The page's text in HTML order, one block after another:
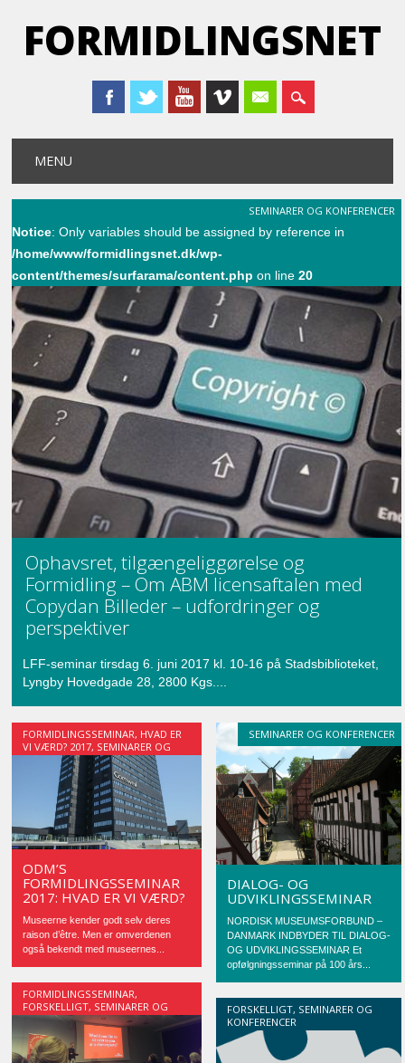
FORMIDLINGSNET
Main menu
MENU
Notice: Only variables should be assigned by reference in
/home/www/formidlingsnet.dk/wp-
content/themes/surfarama/content.php on line20
SEMINARER OG KONFERENCER
Ophavsret, tilgængeliggørelse og
Formidling – Om ABM licensaftalen med
Copydan Billeder – udfordringer og
perspektiver
LFF-seminar tirsdag 6. juni 2017 kl. 10-16 på Stadsbiblioteket,
Lyngby Hovedgade 28, 2800 Kgs....
FORMIDLINGSSEMINAR, HVAD ER
VI VÆRD? 2017, SEMINARER OG
KONFERENCER
ODM’S
FORMIDLINGSSEMINAR
2017: HVAD ER VI VÆRD?
Museerne kender godt selv deres
raison d’être. Men er omverdenen
også bekendt med museernes...
SEMINARER OG KONFERENCER
DIALOG- OG
UDVIKLINGSSEMINAR
NORDISK MUSEUMSFORBUND –
DANMARK INDBYDER TIL DIALOG-
OG UDVIKLINGSSEMINAR Et
opfølgningsseminar på 100 års...
FORMIDLINGSSEMINAR,
FORSKELLIGT, SEMINARER OG
KONFERENCER
FORSKELLIGT, SEMINARER OG
KONFERENCER